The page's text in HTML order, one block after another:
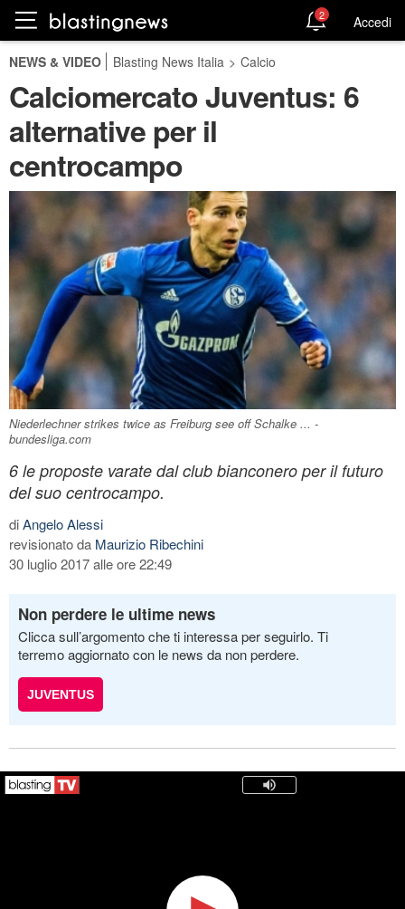
2 Accedi
NEWS & VIDEO Blasting News Italia > Calcio
Calciomercato Juventus: 6
alternative per il
centrocampo
Niederlechner strikes twice as Freiburg see off Schalke ... -
bundesliga.com
6 le proposte varate dal club bianconero per il futuro
del suo centrocampo.
diAngelo Alessi
revisionato da Maurizio Ribechini
30 luglio 2017 alle ore 22:49
Non perdere le ultime news
Clicca sull’argomento che ti interessa per seguirlo. Ti
terremo aggiornato con le news da non perdere.
JUVENTUS